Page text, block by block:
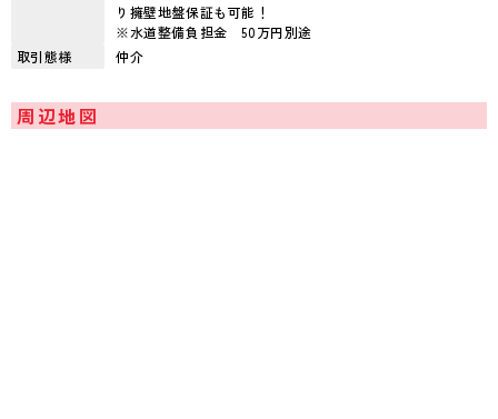
り擁壁地盤保証も可能！
※水道整備負担金 50万円別途
取引態様
仲介
周辺地図